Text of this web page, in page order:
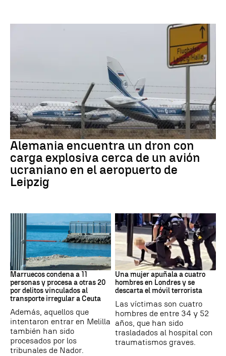
Dron Ucrania
Alemania encuentra un dron con
carga explosiva cerca de un avión
ucraniano en el aeropuerto de
Leipzig
Marruecos
Marruecos condena a 11
personas y procesa a otras 20
por delitos vinculados al
transporte irregular a Ceuta
Además, aquellos que
intentaron entrar en Melilla
también han sido
procesados por los
tribunales de Nador.
Londres
Una mujer apuñala a cuatro
hombres en Londres y se
descarta el móvil terrorista
Las víctimas son cuatro
hombres de entre 34 y 52
años, que han sido
trasladados al hospital con
traumatismos graves.